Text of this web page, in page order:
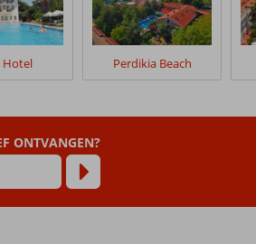
Hotel Perdikia Beach
ONTVANGEN?